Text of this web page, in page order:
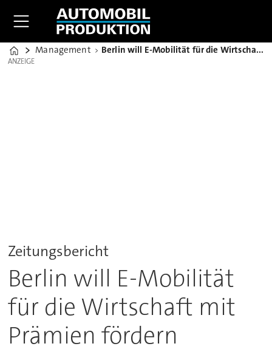
Home
Management Berlin will E-Mobilität für die Wirtschaft mit Prämien fördern
ANZEIGE
ANZEIGE
Zeitungsbericht
Berlin will E-Mobilität
für die Wirtschaft mit
Prämien fördern